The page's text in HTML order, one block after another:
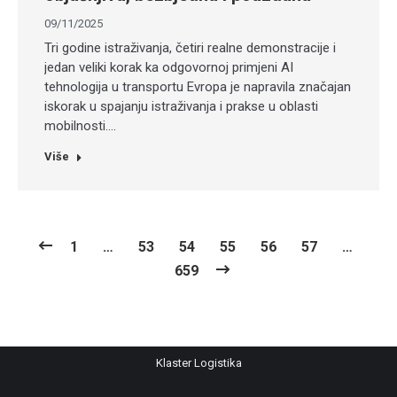
09/11/2025
Tri godine istraživanja, četiri realne demonstracije i
jedan veliki korak ka odgovornoj primjeni AI
tehnologija u transportu Evropa je napravila značajan
iskorak u spajanju istraživanja i prakse u oblasti
mobilnosti.…
Više
1 … 53 54 55 56 57
…
659
Klaster Logistika